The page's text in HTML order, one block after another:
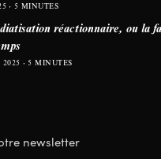
5 MINUTES
réactionnaire, ou la
5 MINUTES
newsletter